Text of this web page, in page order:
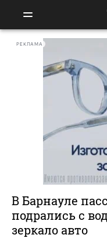
РЕКЛАМА
В Барнауле
подрались с
зеркало авто